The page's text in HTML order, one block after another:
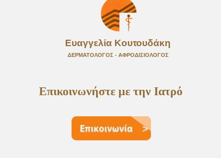
Ευαγγελία Κουτουδάκη
ΔΕΡΜΑΤΟΛΟΓΟΣ - ΑΦΡΟΔΙΣΙΟΛΟΓΟΣ
Επικοινωνήστε με την Ιατρό